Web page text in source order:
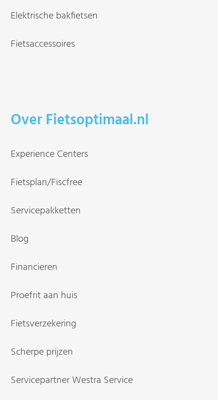
Elektrische bakfietsen
Fietsaccessoires
Over Fietsoptimaal.nl
Experience Centers
Fietsplan/Fiscfree
Servicepakketten
Blog
Financieren
Proefrit aan huis
Fietsverzekering
Scherpe prijzen
Servicepartner Westra Service